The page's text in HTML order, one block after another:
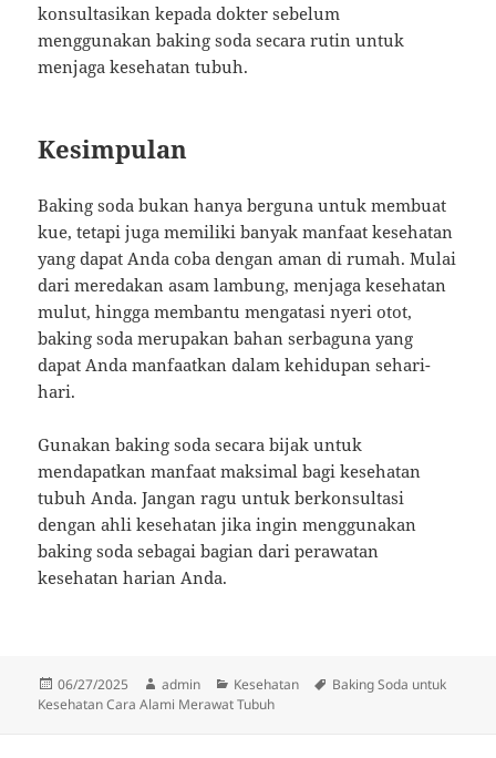
konsultasikan kepada dokter sebelum
menggunakan baking soda secara rutin untuk
menjaga kesehatan tubuh.
Kesimpulan
Baking soda bukan hanya berguna untuk membuat
kue, tetapi juga memiliki banyak manfaat kesehatan
yang dapat Anda coba dengan aman di rumah. Mulai
dari meredakan asam lambung, menjaga kesehatan
mulut, hingga membantu mengatasi nyeri otot,
baking soda merupakan bahan serbaguna yang
dapat Anda manfaatkan dalam kehidupan sehari-
hari.
Gunakan baking soda secara bijak untuk
mendapatkan manfaat maksimal bagi kesehatan
tubuh Anda. Jangan ragu untuk berkonsultasi
dengan ahli kesehatan jika ingin menggunakan
baking soda sebagai bagian dari perawatan
kesehatan harian Anda.
Diposkan
pada
06/27/2025 Penulis
admin Kategori
Kesehatan Tag
Baking Soda untuk
Kesehatan Cara Alami Merawat Tubuh